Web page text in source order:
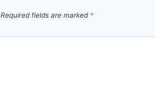
Required fields are marked *